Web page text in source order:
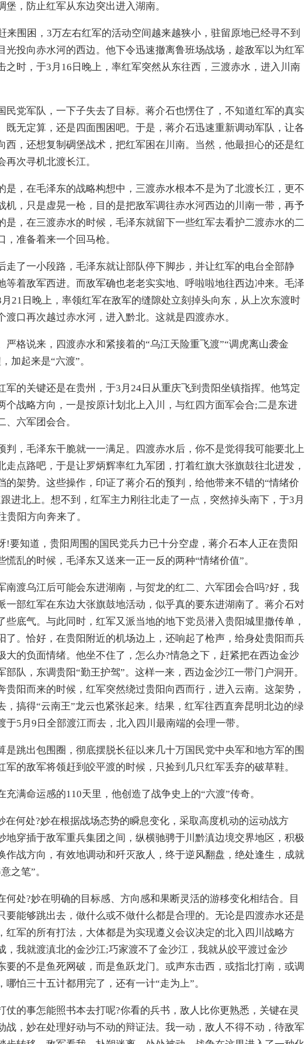
堡，防止红军从东边突出进入湖南。
围困，3万左右红军的活动空间越来越狭小，驻留原地已经寻不到
光投向赤水河的西边。他下令迅速撤离鲁班场战场，趁敌军以为红军
之时，于3月16日晚上，率红军突然从东往西，三渡赤水，进入川南
党军队，一下子失去了目标。蒋介石也愣住了，不知道红军的真实
既无定算，还是四面围困吧。于是，蒋介石迅速重新调动军队，让各
西，还想复制碉堡战术，把红军困在川南。当然，他最担心的还是红
次寻机北渡长江。
，在毛泽东的战略构想中，三渡赤水根本不是为了北渡长江，更不
机，只是虚晃一枪，目的是把敌军调往赤水河西边的川南一带，再予
是，在三渡赤水的时候，毛泽东就留下一些红军去看护二渡赤水的二
，准备着来一个回马枪。
了一小段路，毛泽东就让部队停下脚步，并让红军的电台全部静
等着敌军西进。而敌军确也老老实实地、呼啦啦地往西边冲来。毛泽
21日晚上，率领红军在敌军的缝隙处立刻掉头向东，从上次东渡时
渡口再次越过赤水河，进入黔北。这就是四渡赤水。
格说来，四渡赤水和紧接着的“乌江天险重飞渡”“调虎离山袭金
加起来是“六渡”。
的关键还是在贵州，于3月24日从重庆飞到贵阳坐镇指挥。他笃定
个战略方向，一是按原计划北上入川，与红四方面军会合;二是东进
六军团会合。
，毛泽东干脆就一一满足。四渡赤水后，你不是觉得我可能要北上
走点路吧，于是让罗炳辉率红九军团，打着红旗大张旗鼓往北进发，
的架势。这些操作，印证了蒋介石的预判，给他带来不错的“情绪价
进北上。想不到，红军主力刚往北走了一点，突然掉头南下，于3月
贵阳方向奔来了。
知道，贵阳周围的国民党兵力已十分空虚，蒋介石本人正在贵阳
慌乱的时候，毛泽东又送来一正一反的两种“情绪价值”。
渡乌江后可能会东进湖南，与贺龙的红二、六军团会合吗?好，我
一部红军在东边大张旗鼓地活动，似乎真的要东进湖南了。蒋介石对
些底气。与此同时，红军又派当地的地下党员潜入贵阳城里撒传单，
了。恰好，在贵阳附近的机场边上，还响起了枪声，给身处贵阳而兵
大的负面情绪。他坐不住了，怎么办?情急之下，赶紧把在西边金沙
部队，东调贵阳“勤王护驾”。这样一来，西边金沙江一带门户洞开。
贵阳而来的时候，红军突然绕过贵阳向西而行，进入云南。这架势，
，搞得“云南王”龙云也紧张起来。结果，红军往西直奔昆明北边的绿
于5月9日全部渡江而去，北入四川最南端的会理一带。
跳出包围圈，彻底摆脱长征以来几十万国民党中央军和地方军的围
军的敌军将领赶到皎平渡的时候，只捡到几只红军丢弃的破草鞋。
命运感的110天里，他创造了战争史上的“六渡”传奇。
何处?妙在根据战场态势的瞬息变化，采取高度机动的运动战方
地穿插于敌军重兵集团之间，纵横驰骋于川黔滇边境交界地区，积极
作战方向，有效地调动和歼灭敌人，终于逆风翻盘，绝处逢生，成就
之笔”。
处?妙在明确的目标感、方向感和果断灵活的游移变化相结合。目
要能够跳出去，做什么或不做什么都是合理的。无论是四渡赤水还是
红军的所有打法，大体都是为实现遵义会议决定的北入四川战略方
，我就渡滇北的金沙江;巧家渡不了金沙江，我就从皎平渡过金沙
要的不是鱼死网破，而是鱼跃龙门。或声东击西，或指北打南，或调
哪怕三十五计都用完了，还有一计“走为上”。
的事怎能照书本去打呢?你看的兵书，敌人比你更熟悉，关键在灵
战，妙在处理好动与不动的辩证法。我一动，敌人不得不动，待敌军